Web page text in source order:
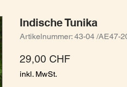
Indische Tunika
Artikelnummer: 43-04 /AE47-
29,00 CHFPreis
inkl. MwSt.